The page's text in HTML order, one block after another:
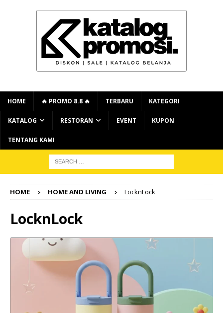
HOME 🔥 PROMO 8.8 🔥 TERBARU KATEGORI
KATALOG RESTORAN EVENT KUPON
TENTANG KAMI
HOME HOME AND LIVING LocknLock
LocknLock